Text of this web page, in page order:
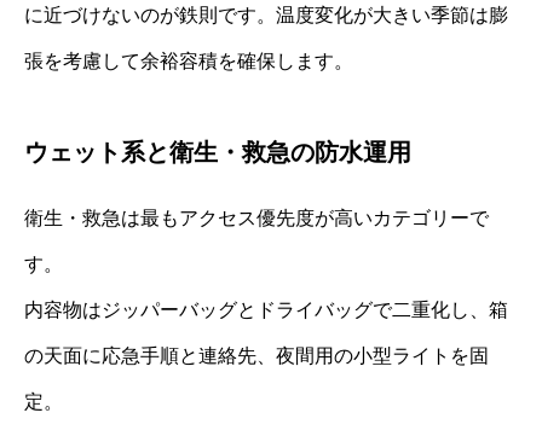
に近づけないのが鉄則です。温度変化が大きい季節は膨
張を考慮して余裕容積を確保します。
ウェット系と衛生・救急の防水運用
衛生・救急は最もアクセス優先度が高いカテゴリーで
す。
内容物はジッパーバッグとドライバッグで二重化し、箱
の天面に応急手順と連絡先、夜間用の小型ライトを固
定。